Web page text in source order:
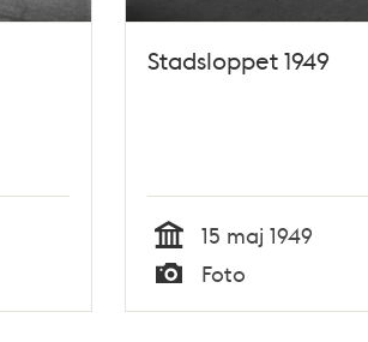
Stadsloppet 1949
Tid
15 maj 1949
Typ
Foto